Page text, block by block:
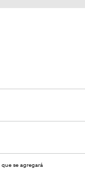
que se agregará